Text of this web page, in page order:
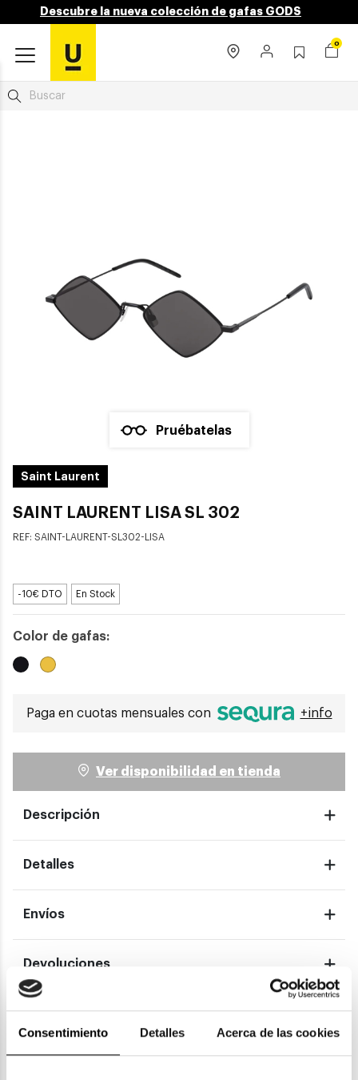
Consentimiento Detalles Acerca de las cookies
Descubre la nueva colección de gafas GODS
0
Pruébatelas
Saint Laurent
SAINT LAURENT LISA SL 302
REF: SAINT-LAURENT-SL302-LISA
-10€ DTO En Stock
Color de gafas:
Paga en cuotas mensuales con +info
Ver disponibilidad en tienda
Descripción
Detalles
Envíos
Devoluciones
Garantías